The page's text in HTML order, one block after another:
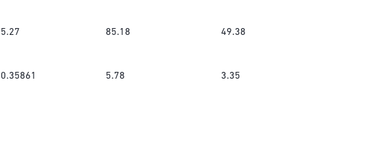
5.27 85.18 49.38
0.35861 5.78 3.35